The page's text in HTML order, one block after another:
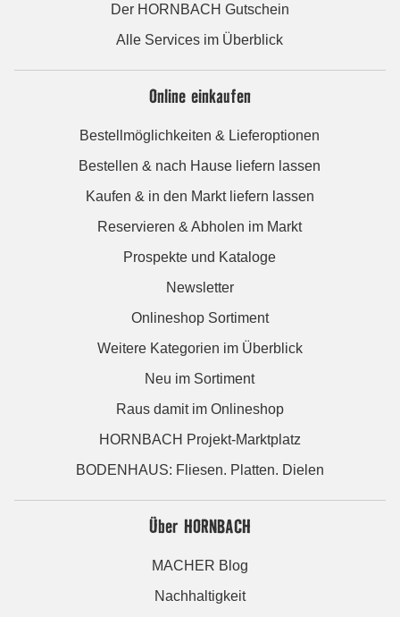
Der HORNBACH Gutschein
Alle Services im Überblick
Online einkaufen
Bestellmöglichkeiten & Lieferoptionen
Bestellen & nach Hause liefern lassen
Kaufen & in den Markt liefern lassen
Reservieren & Abholen im Markt
Prospekte und Kataloge
Newsletter
Onlineshop Sortiment
Weitere Kategorien im Überblick
Neu im Sortiment
Raus damit im Onlineshop
HORNBACH Projekt-Marktplatz
BODENHAUS: Fliesen. Platten. Dielen
Über HORNBACH
MACHER Blog
Nachhaltigkeit